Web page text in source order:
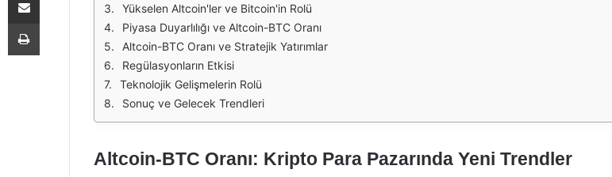
Yükselen Altcoin'ler ve Bitcoin'in Rolü
Piyasa Duyarlılığı ve Altcoin-BTC Oranı
Altcoin-BTC Oranı ve Stratejik Yatırımlar
Regülasyonların Etkisi
Teknolojik Gelişmelerin Rolü
Sonuç ve Gelecek Trendleri
Altcoin-BTC Oranı: Kripto Para Pazarında Yeni Trendler